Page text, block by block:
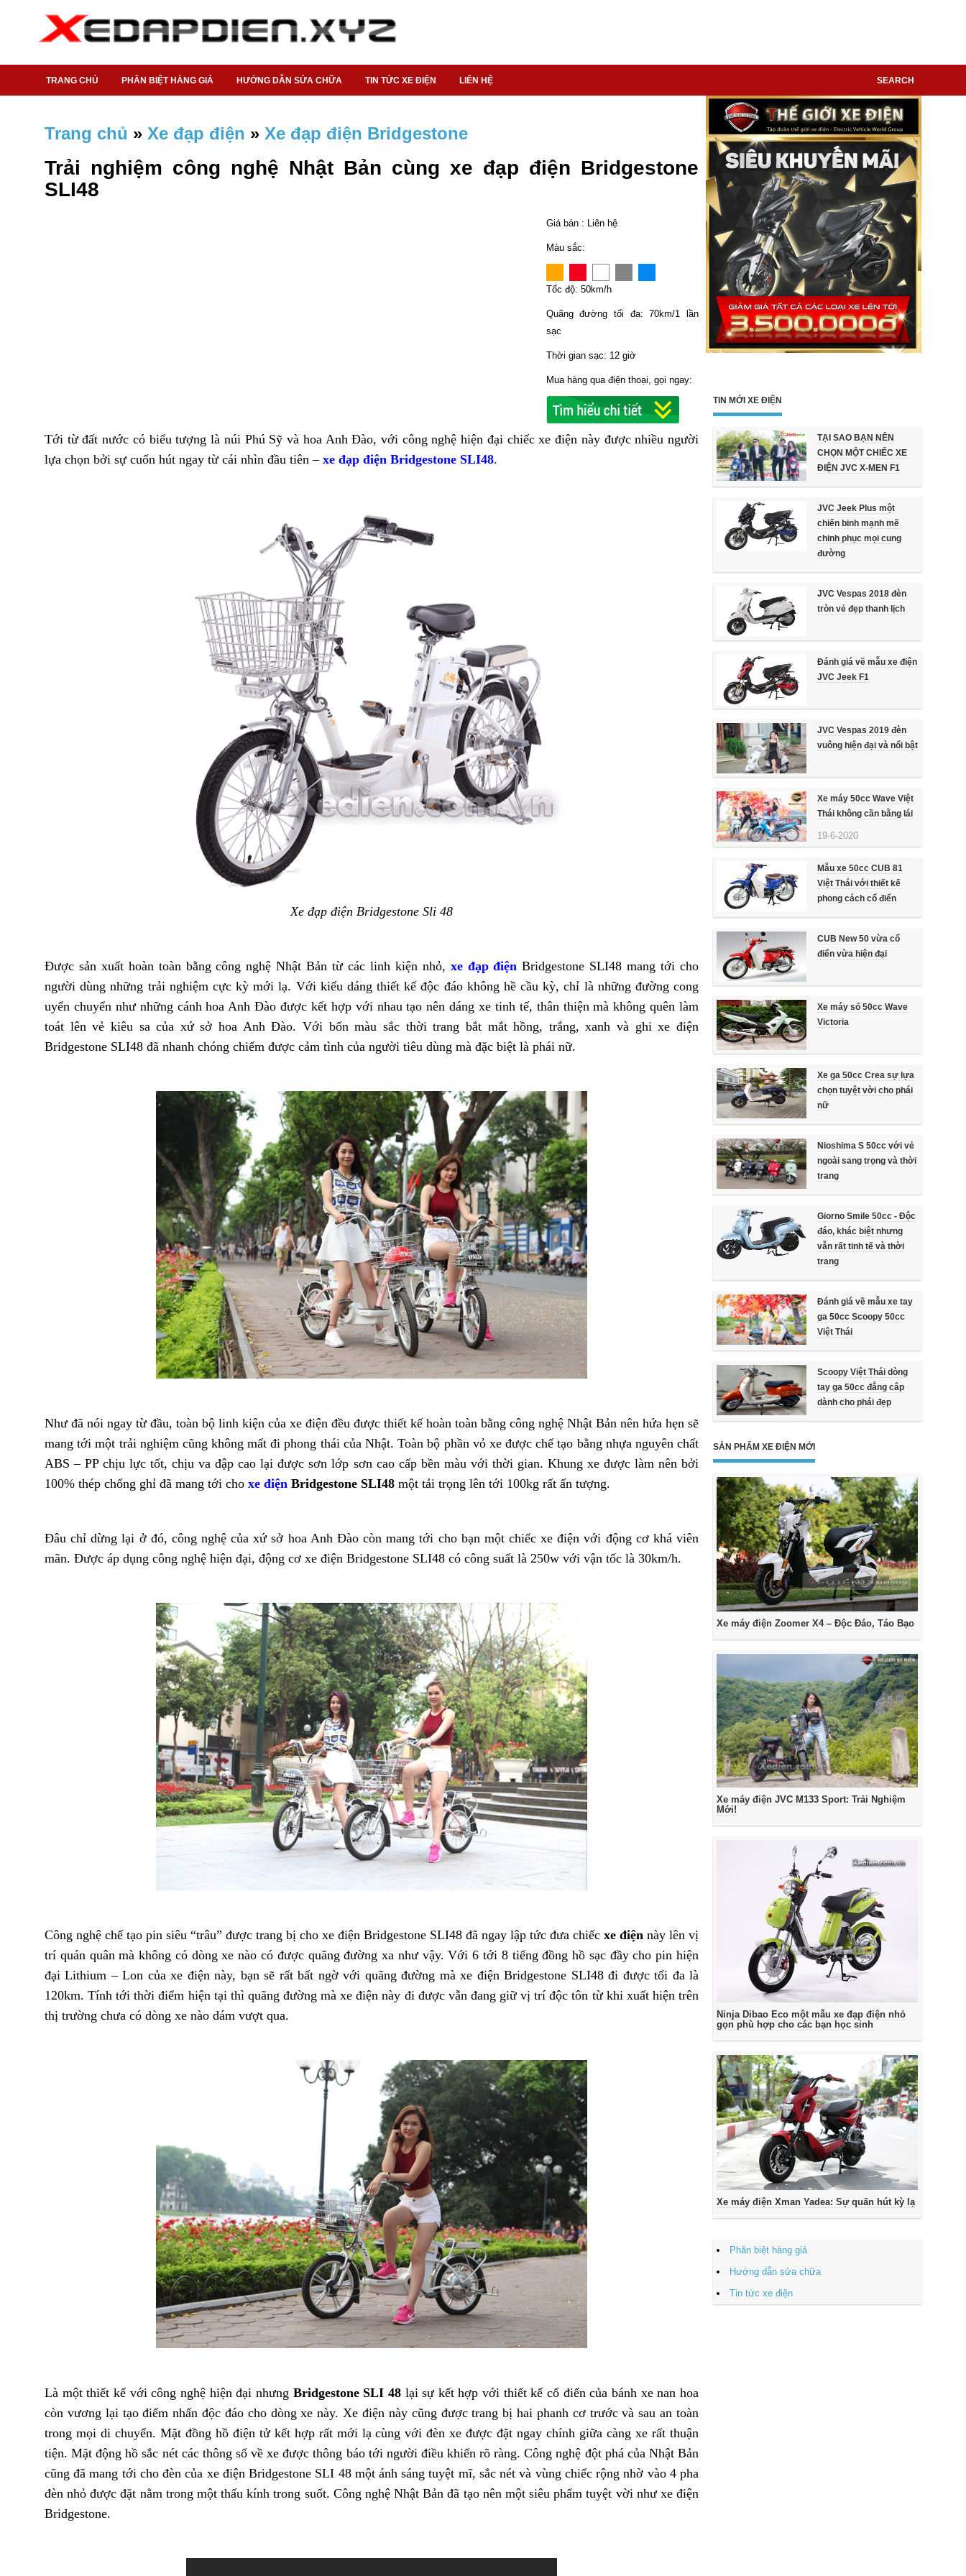
TRANG CHỦ PHÂN BIỆT HÀNG GIẢ HƯỚNG DẪN SỬA CHỮA TIN TỨC XE ĐIỆN LIÊN HỆ SEARCH
Trang chủ » Xe đạp điện » Xe đạp điện Bridgestone
Trải nghiệm công nghệ Nhật Bản cùng xe đạp điện Bridgestone
SLI48
Giá bán : Liên hệ
Màu sắc:
Tốc độ: 50km/h
Quãng đường tối đa: 70km/1 lần
sạc
Thời gian sạc: 12 giờ
Mua hàng qua điện thoại, gọi ngay:
Tới từ đất nước có biểu tượng là núi Phú Sỹ và hoa Anh Đào, với công nghệ hiện đại chiếc xe điện này được nhiều người
lựa chọn bởi sự cuốn hút ngay từ cái nhìn đầu tiên – xe đạp điện Bridgestone SLI48.
Xe đạp điện Bridgestone Sli 48
Được sản xuất hoàn toàn bằng công nghệ Nhật Bản từ các linh kiện nhỏ, xe đạp điện Bridgestone SLI48 mang tới cho
người dùng những trải nghiệm cực kỳ mới lạ. Với kiểu dáng thiết kế độc đáo không hề cầu kỳ, chỉ là những đường cong
uyển chuyển như những cánh hoa Anh Đào được kết hợp với nhau tạo nên dáng xe tinh tế, thân thiện mà không quên làm
toát lên vẻ kiêu sa của xứ sở hoa Anh Đào. Với bốn màu sắc thời trang bắt mắt hồng, trắng, xanh và ghi xe điện
Bridgestone SLI48 đã nhanh chóng chiếm được cảm tình của người tiêu dùng mà đặc biệt là phái nữ.
Như đã nói ngay từ đầu, toàn bộ linh kiện của xe điện đều được thiết kế hoàn toàn bằng công nghệ Nhật Bản nên hứa hẹn sẽ
mang tới một trải nghiệm cũng không mất đi phong thái của Nhật. Toàn bộ phần vỏ xe được chế tạo bằng nhựa nguyên chất
ABS – PP chịu lực tốt, chịu va đập cao lại được sơn lớp sơn cao cấp bền màu với thời gian. Khung xe được làm nên bởi
100% thép chống ghỉ đã mang tới cho xe điện Bridgestone SLI48 một tải trọng lên tới 100kg rất ấn tượng.
Đâu chỉ dừng lại ở đó, công nghệ của xứ sở hoa Anh Đào còn mang tới cho bạn một chiếc xe điện với động cơ khá viên
mãn. Được áp dụng công nghệ hiện đại, động cơ xe điện Bridgestone SLI48 có công suất là 250w với vận tốc là 30km/h.
Công nghệ chế tạo pin siêu “trâu” được trang bị cho xe điện Bridgestone SLI48 đã ngay lập tức đưa chiếc xe điện này lên vị
trí quán quân mà không có dòng xe nào có được quãng đường xa như vậy. Với 6 tới 8 tiếng đồng hồ sạc đầy cho pin hiện
đại Lithium – Lon của xe điện này, bạn sẽ rất bất ngờ với quãng đường mà xe điện Bridgestone SLI48 đi được tối đa là
120km. Tính tới thời điểm hiện tại thì quãng đường mà xe điện này đi được vẫn đang giữ vị trí độc tôn từ khi xuất hiện trên
thị trường chưa có dòng xe nào dám vượt qua.
Là một thiết kế với công nghệ hiện đại nhưng Bridgestone SLI 48lại sự kết hợp với thiết kế cổ điển của bánh xe nan hoa
còn vương lại tạo điểm nhấn độc đáo cho dòng xe này. Xe điện này cũng được trang bị hai phanh cơ trước và sau an toàn
trong mọi di chuyển. Mặt đồng hồ điện tử kết hợp rất mới lạ cùng với đèn xe được đặt ngay chính giữa càng xe rất thuận
tiện. Mặt động hồ sắc nét các thông số về xe được thông báo tới người điều khiển rõ ràng. Công nghệ đột phá của Nhật Bản
cũng đã mang tới cho đèn của xe điện Bridgestone SLI 48 một ánh sáng tuyệt mĩ, sắc nét và vùng chiếc rộng nhờ vào 4 pha
đèn nhỏ được đặt nằm trong một thấu kính trong suốt. Công nghệ Nhật Bản đã tạo nên một siêu phẩm tuyệt vời như xe điện
Bridgestone.
TIN MỚI XE ĐIỆN
TẠI SAO BẠN NÊN
CHỌN MỘT CHIẾC XE
ĐIỆN JVC X-MEN F1
JVC Jeek Plus một
chiến binh mạnh mẽ
chinh phục mọi cung
đường
JVC Vespas 2018 đèn
tròn vẻ đẹp thanh lịch
Đánh giá về mẫu xe điện
JVC Jeek F1
JVC Vespas 2019 đèn
vuông hiện đại và nổi bật
Xe máy 50cc Wave Việt
Thái không cần bằng lái
19-6-2020
Mẫu xe 50cc CUB 81
Việt Thái với thiết kế
phong cách cổ điển
CUB New 50 vừa cổ
điển vừa hiện đại
Xe máy số 50cc Wave
Victoria
Xe ga 50cc Crea sự lựa
chọn tuyệt vời cho phái
nữ
Nioshima S 50cc với vẻ
ngoài sang trọng và thời
trang
Giorno Smile 50cc - Độc
đáo, khác biệt nhưng
vẫn rất tinh tế và thời
trang
Đánh giá về mẫu xe tay
ga 50cc Scoopy 50cc
Việt Thái
Scoopy Việt Thái dòng
tay ga 50cc đẳng câp
dành cho phái đẹp
SẢN PHẨM XE ĐIỆN MỚI
Xe máy điện Zoomer X4 – Độc Đáo, Táo Bạo
Xe máy điện JVC M133 Sport: Trải Nghiệm
Mới!
Ninja Dibao Eco một mẫu xe đạp điện nhỏ
gọn phù hợp cho các bạn học sinh
Xe máy điện Xman Yadea: Sự quấn hút kỳ lạ
Phân biệt hàng giả
Hướng dẫn sửa chữa
Tin tức xe điện